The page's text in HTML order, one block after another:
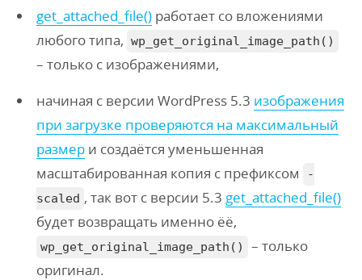
get_attached_file() работает со вложениями
любого типа, wp_get_original_image_path()
– только с изображениями,
начиная с версии WordPress 5.3 изображения
при загрузке проверяются на максимальный
размер и создаётся уменьшенная
масштабированная копия с префиксом
-
scaled , так вот с версии 5.3 get_attached_file()
будет возвращать именно ёё,
wp_get_original_image_path()
– только
оригинал.